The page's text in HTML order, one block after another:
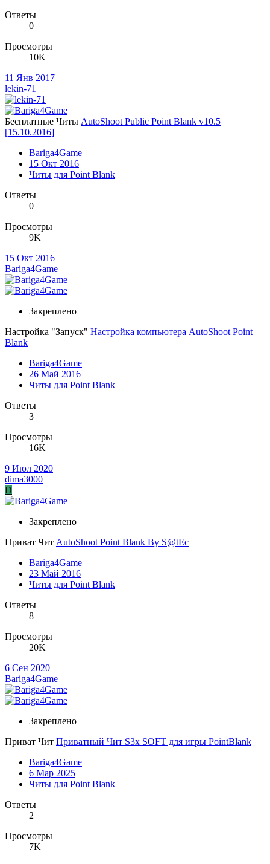
Ответы
0
Просмотры
10K
11 Янв 2017
lekin-71
Бесплатные Читы AutoShoot Public Point Blank v10.5
[15.10.2016]
Bariga4Game
15 Окт 2016
Читы для Point Blank
Ответы
0
Просмотры
9K
15 Окт 2016
Bariga4Game
Закреплено
Настройка "Запуск" Настройка компьютера AutoShoot Point
Blank
Bariga4Game
26 Май 2016
Читы для Point Blank
Ответы
3
Просмотры
16K
9 Июл 2020
dima3000
D
Закреплено
Приват Чит AutoShoot Point Blank By S@tEc
Bariga4Game
23 Май 2016
Читы для Point Blank
Ответы
8
Просмотры
20K
6 Сен 2020
Bariga4Game
Закреплено
Приват Чит Приватный Чит S3x SOFT для игры PointBlank
Bariga4Game
6 Мар 2025
Читы для Point Blank
Ответы
2
Просмотры
7K